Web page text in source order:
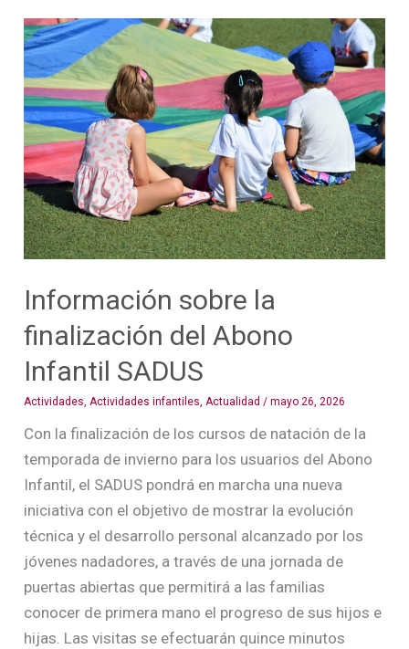
Información sobre la
finalización del Abono
Infantil SADUS
Actividades,Actividades infantiles,Actualidad /mayo 26, 2026
Con la finalización de los cursos de natación de la
temporada de invierno para los usuarios del Abono
Infantil, el SADUS pondrá en marcha una nueva
iniciativa con el objetivo de mostrar la evolución
técnica y el desarrollo personal alcanzado por los
jóvenes nadadores, a través de una jornada de
puertas abiertas que permitirá a las familias
conocer de primera mano el progreso de sus hijos e
hijas. Las visitas se efectuarán quince minutos
Información
sobre
la
finalización
del
Abono
Infantil
SADUS